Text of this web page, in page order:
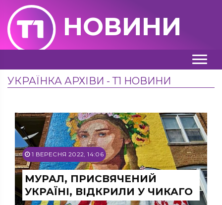
НОВИНИ
УКРАЇНКА АРХІВИ - Т1 НОВИНИ
1 ВЕРЕСНЯ 2022, 14:06
МУРАЛ, ПРИСВЯЧЕНИЙ
УКРАЇНІ, ВІДКРИЛИ У ЧИКАГО